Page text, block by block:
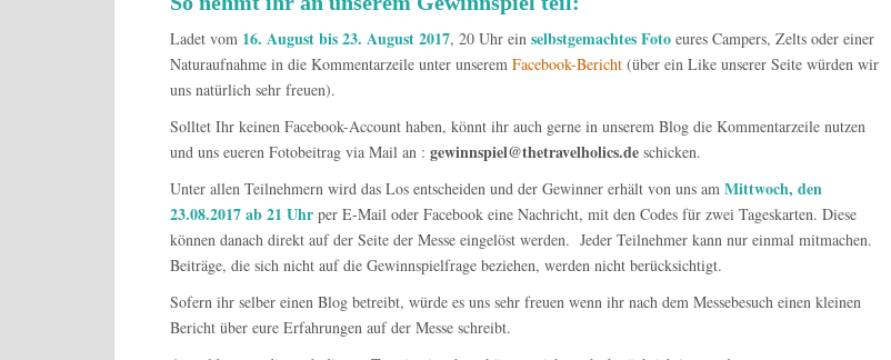
Ladet vom 16. August bis 23. August 2017, 20 Uhr ein selbstgemachtes Foto eures Campers, Zelts oder einer
Naturaufnahme in die Kommentarzeile unter unserem Facebook-Bericht (über ein Like unserer Seite würden wir
uns natürlich sehr freuen).
Solltet Ihr keinen Facebook-Account haben, könnt ihr auch gerne in unserem Blog die Kommentarzeile nutzen
und uns eueren Fotobeitrag via Mail an : gewinnspiel@thetravelholics.de schicken.
Unter allen Teilnehmern wird das Los entscheiden und der Gewinner erhält von uns am Mittwoch, den
23.08.2017 ab 21 Uhr per E-Mail oder Facebook eine Nachricht, mit den Codes für zwei Tageskarten. Diese
können danach direkt auf der Seite der Messe eingelöst werden. Jeder Teilnehmer kann nur einmal mitmachen.
Beiträge, die sich nicht auf die Gewinnspielfrage beziehen, werden nicht berücksichtigt.
Sofern ihr selber einen Blog betreibt, würde es uns sehr freuen wenn ihr nach dem Messebesuch einen kleinen
Bericht über eure Erfahrungen auf der Messe schreibt.